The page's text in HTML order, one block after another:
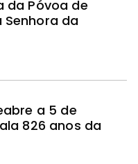
da Póvoa de
da
a 5 de
826 anos da